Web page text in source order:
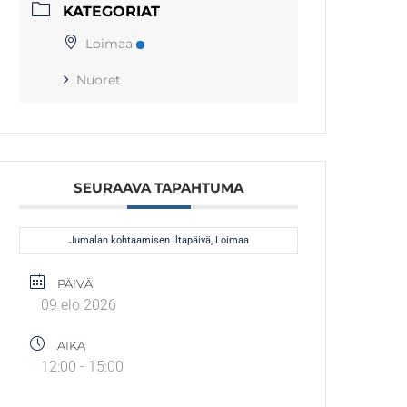
KATEGORIAT
Loimaa
Nuoret
SEURAAVA TAPAHTUMA
Jumalan kohtaamisen iltapäivä, Loimaa
PÄIVÄ
09 elo 2026
AIKA
12:00 - 15:00